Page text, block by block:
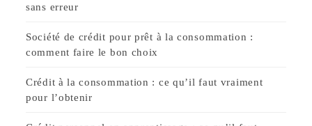
sans erreur
Société de crédit pour prêt à la consommation :
comment faire le bon choix
Crédit à la consommation : ce qu’il faut vraiment
pour l’obtenir